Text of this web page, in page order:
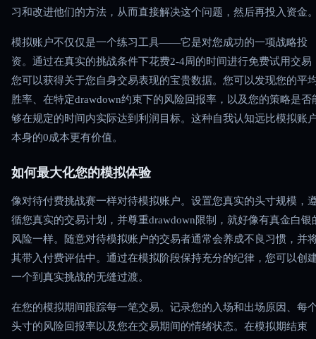
习和改进他们的方法，从而直接解决这个问题，然后再投入资金
模拟账户不仅仅是一个练习工具——它是对您成功的一项战略投
资。通过在真实的挑战条件下花费2-4周的时间进行免费试用交易
您可以获得关于您自身交易表现的宝贵数据。您可以发现您的平
胜率、在特定drawdown约束下的风险回报率，以及您的策略是否
够在规定的时间内实际达到利润目标。这种自我认知远比模拟账
本身的0成本更有价值。
如何最大化您的模拟体验
像对待付费挑战赛一样对待模拟账户。设置您真实的头寸规模，
循您真实的交易计划，并尊重drawdown限制，就好像有真金白银
风险一样。随意对待模拟账户的交易者通常会养成不良习惯，并
其带入付费评估中。通过在模拟阶段保持充分的纪律，您可以创
一个到真实挑战的无缝过渡。
在您的模拟期间跟踪每一笔交易。记录您的入场和出场原因、每
头寸的风险回报率以及您在交易期间的情绪状态。在模拟期结束